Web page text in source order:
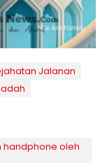
Jalanan
handphone oleh